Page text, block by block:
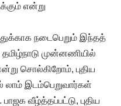
என்று
நடைபெறும் இந்தத்
முன்னணியில்
சொல்கிறோம், புதிய
லாம் இடம்பெறுவார்கள்
வீழ்த்தப்பட்டு, புதிய